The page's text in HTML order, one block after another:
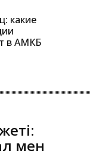
какие
в АМКБ